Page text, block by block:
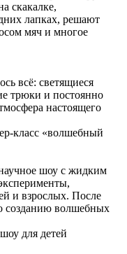
скакалке,
лапках, решают
мяч и многое
всё: светящиеся
трюки и постоянно
настоящего
класс «волшебный
шоу с жидким
и взрослых. После
созданию волшебных
для детей